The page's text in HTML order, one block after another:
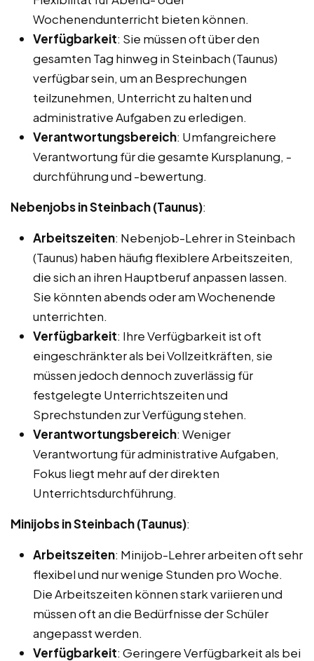
Wochenendunterricht bieten können.
Verfügbarkeit: Sie müssen oft über den
gesamten Tag hinweg in Steinbach (Taunus)
verfügbar sein, um an Besprechungen
teilzunehmen, Unterricht zu halten und
administrative Aufgaben zu erledigen.
Verantwortungsbereich: Umfangreichere
Verantwortung für die gesamte Kursplanung, -
durchführung und -bewertung.
Nebenjobs in Steinbach (Taunus):
Arbeitszeiten: Nebenjob-Lehrer in Steinbach
(Taunus) haben häufig flexiblere Arbeitszeiten,
die sich an ihren Hauptberuf anpassen lassen.
Sie könnten abends oder am Wochenende
unterrichten.
Verfügbarkeit: Ihre Verfügbarkeit ist oft
eingeschränkter als bei Vollzeitkräften, sie
müssen jedoch dennoch zuverlässig für
festgelegte Unterrichtszeiten und
Sprechstunden zur Verfügung stehen.
Verantwortungsbereich: Weniger
Verantwortung für administrative Aufgaben,
Fokus liegt mehr auf der direkten
Unterrichtsdurchführung.
Minijobs in Steinbach (Taunus):
Arbeitszeiten: Minijob-Lehrer arbeiten oft sehr
flexibel und nur wenige Stunden pro Woche.
Die Arbeitszeiten können stark variieren und
müssen oft an die Bedürfnisse der Schüler
angepasst werden.
Verfügbarkeit: Geringere Verfügbarkeit als bei